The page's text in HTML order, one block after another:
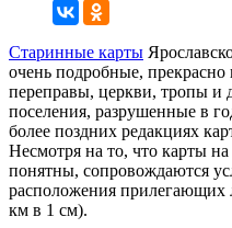
Старинные карты
очень подробные,
переправы, церкви, тропы и
поселения, разрушенные в
более поздних редакциях
Несмотря на то, что карты
понятны, сопровождаются
расположения прилегающих
км в 1 см).